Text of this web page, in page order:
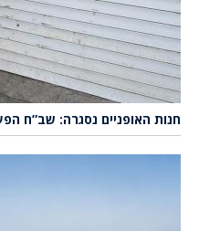
חנות האופניים נסגרה: שב”ח